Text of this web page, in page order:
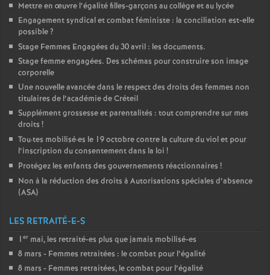
Mettre en œuvre l’égalité filles-garçons au collège et au lycée
Engagement syndical et combat féministe : la conciliation est-elle
possible?
Stage Femmes Engagées du 30 avril : les documents.
Stage femme engagées. Des schémas pour construire son image
corporelle
Une nouvelle avancée dans le respect des droits des femmes non
titulaires de l’académie de Créteil
Supplément grossesse et parentalités : tout comprendre sur mes
droits !
Tou·tes mobilisé·es le 19 octobre contre la culture du viol et pour
l’inscription du consentement dans la loi !
Protégez les enfants des gouvernements réactionnaires !
Non à la réduction des droits à Autorisations spéciales d’absence
(ASA)
LES RETRAITÉ-E-S
1 er mai, les retraité-es plus que jamais mobilisé-es
8 mars - Femmes retraitées : le combat pour l’égalité
8 mars - Femmes retraitées, le combat pour l’égalité